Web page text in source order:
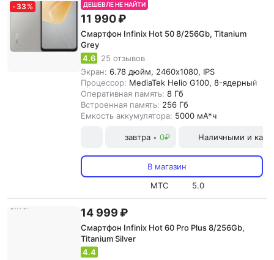
- 33 % ДЕШЕВЛЕ НЕ НАЙТИ
11 990 ₽
Смартфон Infinix Hot 50 8/256Gb, Titanium
Grey
4.6
25 отзывов
Экран: 6.78 дюйм, 2460x1080, IPS
Процессор: MediaTek Helio G100, 8-ядерный
Оперативная память: 8 Гб
Встроенная память: 256 Гб
Емкость аккумулятора: 5000 мА*ч
завтра • 0₽ Наличными и
В магазин
МТС
5.0
14 999 ₽
Смартфон Infinix Hot 60 Pro Plus 8/256Gb,
Titanium Silver
4.4